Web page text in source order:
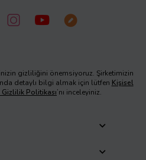
gizliliğini önemsiyoruz. Şirketimizin
detaylı bilgi almak için lütfen Kişisel
Politikası’nı inceleyiniz.